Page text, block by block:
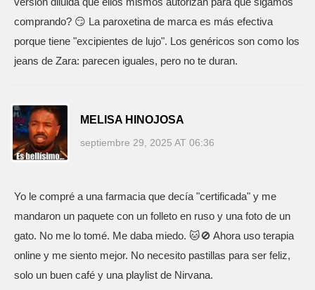
comprando? 😏 La paroxetina de marca es más efectiva
porque tiene "excipientes de lujo". Los genéricos son como los
jeans de Zara: parecen iguales, pero no te duran.
MELISA HINOJOSA
septiembre 29, 2025 AT 06:36
Yo le compré a una farmacia que decía "certificada" y me
mandaron un paquete con un folleto en ruso y una foto de un
gato. No me lo tomé. Me daba miedo. 🐱🚫 Ahora uso terapia
online y me siento mejor. No necesito pastillas para ser feliz,
solo un buen café y una playlist de Nirvana.